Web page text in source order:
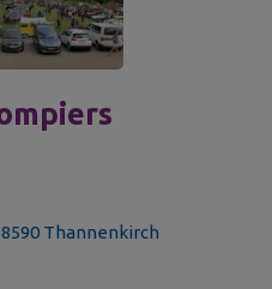
Thannenkirch